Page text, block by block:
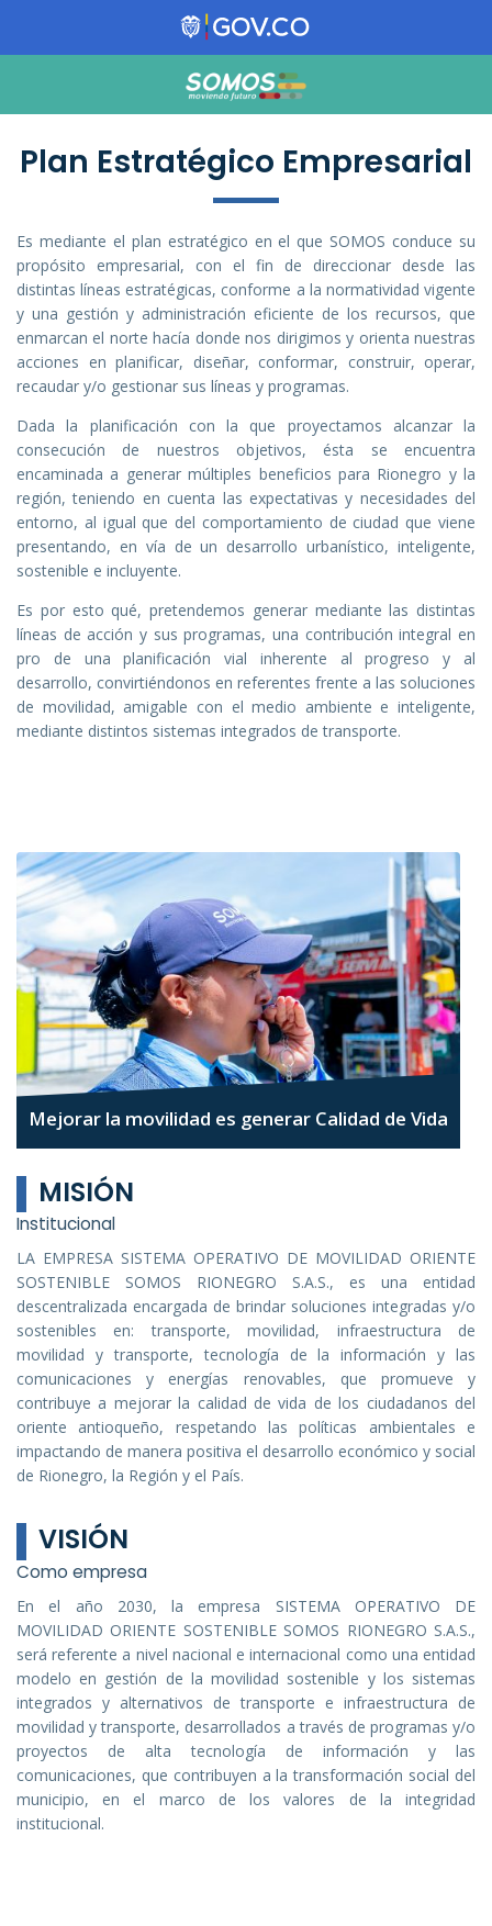
Plan Estratégico Empresarial
Es mediante el plan estratégico en el que SOMOS conduce su
propósito empresarial, con el fin de direccionar desde las
distintas líneas estratégicas, conforme a la normatividad vigente
y una gestión y administración eficiente de los recursos, que
enmarcan el norte hacía donde nos dirigimos y orienta nuestras
acciones en planificar, diseñar, conformar, construir, operar,
recaudar y/o gestionar sus líneas y programas.
Dada la planificación con la que proyectamos alcanzar la
consecución de nuestros objetivos, ésta se encuentra
encaminada a generar múltiples beneficios para Rionegro y la
región, teniendo en cuenta las expectativas y necesidades del
entorno, al igual que del comportamiento de ciudad que viene
presentando, en vía de un desarrollo urbanístico, inteligente,
sostenible e incluyente.
Es por esto qué, pretendemos generar mediante las distintas
líneas de acción y sus programas, una contribución integral en
pro de una planificación vial inherente al progreso y al
desarrollo, convirtiéndonos en referentes frente a las soluciones
de movilidad, amigable con el medio ambiente e inteligente,
mediante distintos sistemas integrados de transporte.
Mejorar la movilidad es generar Calidad de Vida
MISIÓN
Institucional
LA EMPRESA SISTEMA OPERATIVO DE MOVILIDAD ORIENTE
SOSTENIBLE SOMOS RIONEGRO S.A.S., es una entidad
descentralizada encargada de brindar soluciones integradas y/o
sostenibles en: transporte, movilidad, infraestructura de
movilidad y transporte, tecnología de la información y las
comunicaciones y energías renovables, que promueve y
contribuye a mejorar la calidad de vida de los ciudadanos del
oriente antioqueño, respetando las políticas ambientales e
impactando de manera positiva el desarrollo económico y social
de Rionegro, la Región y el País.
VISIÓN
Como empresa
En el año 2030, la empresa SISTEMA OPERATIVO DE
MOVILIDAD ORIENTE SOSTENIBLE SOMOS RIONEGRO S.A.S.,
será referente a nivel nacional e internacional como una entidad
modelo en gestión de la movilidad sostenible y los sistemas
integrados y alternativos de transporte e infraestructura de
movilidad y transporte, desarrollados a través de programas y/o
proyectos de alta tecnología de información y las
comunicaciones, que contribuyen a la transformación social del
municipio, en el marco de los valores de la integridad
institucional.